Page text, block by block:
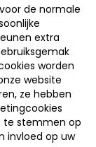
lid
|Privacy
de normale
extra
worden
website
ze hebben
te stemmen op
invloed op uw